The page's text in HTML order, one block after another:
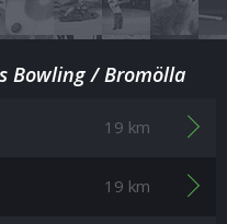
Bowling / Bromölla
19 km
19 km